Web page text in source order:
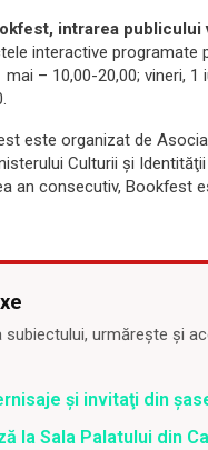
intrarea publicului
interactive programate
– 10,00-20,00; vineri,
este organizat de
Culturii şi
an consecutiv, Bookfest
urmărește și
şi invitaţi din
la Sala Palatului din